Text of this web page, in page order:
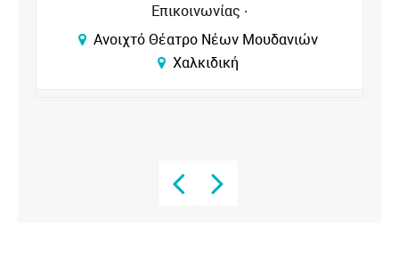
Επικοινωνίας
Ανοιχτό Θέατρο Νέων Μουδανιών
Χαλκιδική